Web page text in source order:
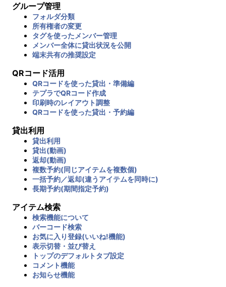
グループ管理
フォルダ分類
所有権者の変更
タグを使ったメンバー管理
メンバー全体に貸出状況を公開
端末共有の推奨設定
QRコード活用
QRコードを使った貸出・準備編
テプラでQRコード作成
印刷時のレイアウト調整
QRコードを使った貸出・予約編
貸出利用
貸出利用
貸出(動画)
返却(動画)
複数予約(同じアイテムを複数個)
一括予約／返却(違うアイテムを同時に)
長期予約(期間指定予約)
アイテム検索
検索機能について
バーコード検索
お気に入り登録(いいね!機能)
表示切替・並び替え
トップのデフォルトタブ設定
コメント機能
お知らせ機能